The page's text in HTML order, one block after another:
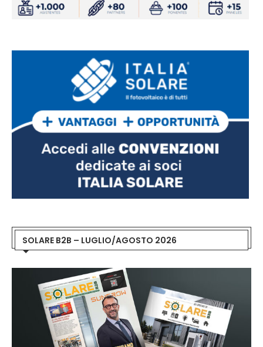
SOLARE B2B – LUGLIO/AGOSTO 2026